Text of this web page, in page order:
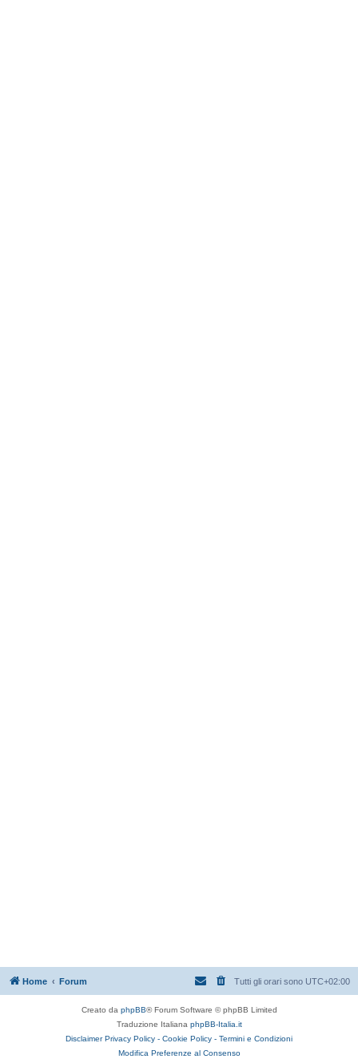
Home Forum Tutti gli orari sono UTC+02:00
Creato da phpBB® Forum Software © phpBB Limited
Traduzione Italiana phpBB-Italia.it
Disclaimer Privacy Policy - Cookie Policy - Termini e Condizioni
Modifica Preferenze al Consenso